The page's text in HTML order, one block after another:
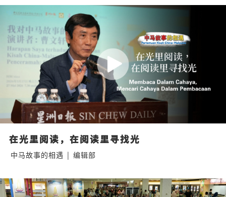
在光里阅读，在阅读里寻找光
中马故事的相遇 | 编辑部